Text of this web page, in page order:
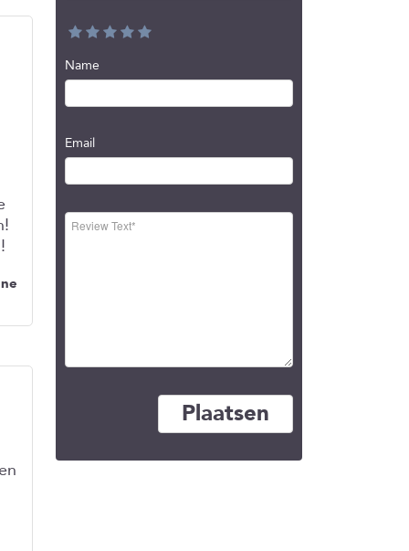
Name
Email